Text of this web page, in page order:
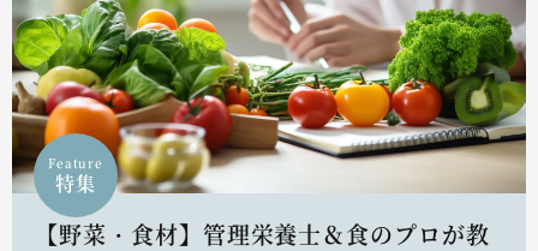
Feature
特集
【野菜・食材】管理栄養士＆食のプロが教